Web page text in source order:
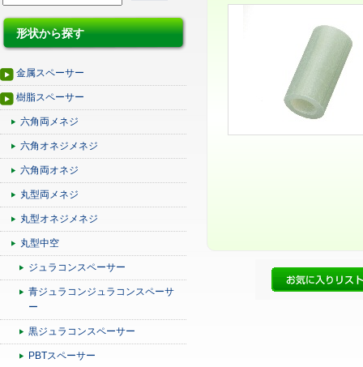
形状から探す
金属スペーサー
樹脂スペーサー
六角両メネジ
六角オネジメネジ
六角両オネジ
丸型両メネジ
丸型オネジメネジ
丸型中空
ジュラコンスペーサー
青ジュラコンジュラコンスペーサ
ー
黒ジュラコンスペーサー
PBTスペーサー